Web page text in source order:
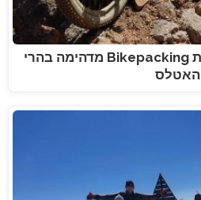
הסיפור של בני בתחרות Bikepacking מדהימה בהרי
האטלס